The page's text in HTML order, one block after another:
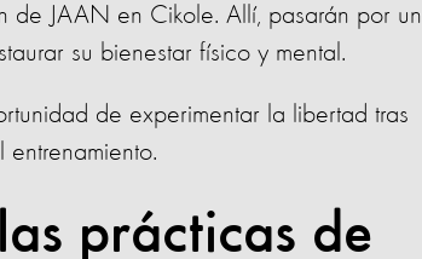
de JAAN en Cikole. Allí, pasarán por un
su bienestar físico y mental.
de experimentar la libertad tras
prácticas de